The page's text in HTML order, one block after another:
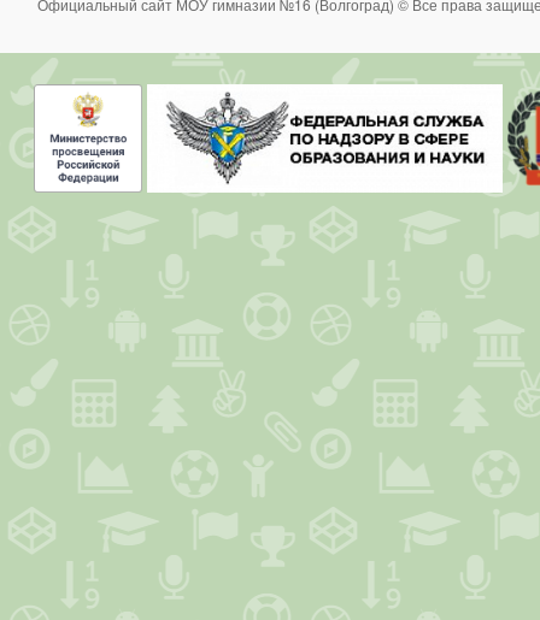
Официальный сайт МОУ гимназии №16 (Волгоград) © Все права